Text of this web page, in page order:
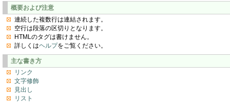
概要および注意
連続した複数行は連結されます。
空行は段落の区切りとなります。
HTMLのタグは書けません。
詳しくはヘルプをご覧ください。
主な書き方
リンク
文字修飾
見出し
リスト